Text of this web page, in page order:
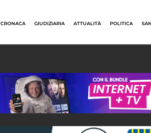
CRONACA GIUDIZIARIA ATTUALITÀ POLITICA